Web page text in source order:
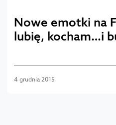
Nowe emotki na
lubię, kocham…i
4 grudnia 2015